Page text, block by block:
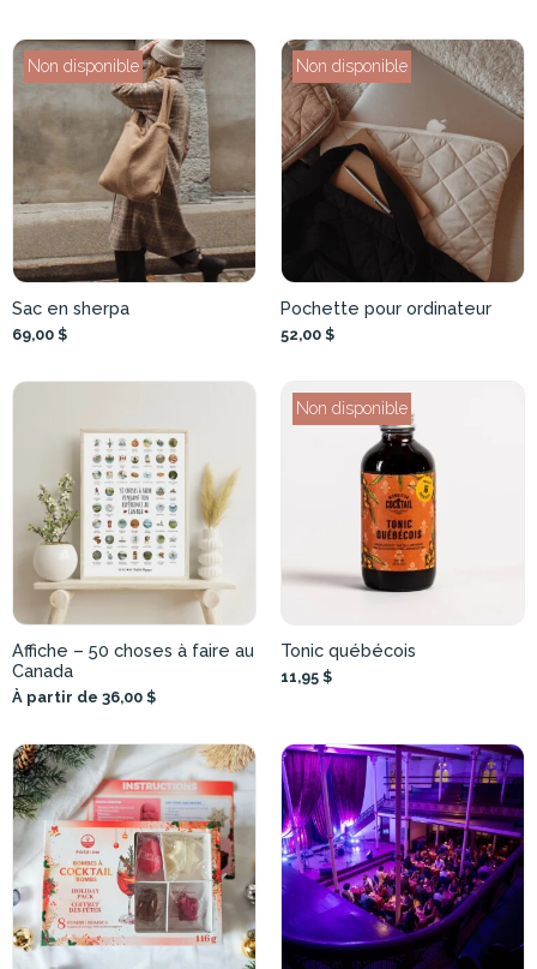
Non disponible
Sac en sherpa
69,00 $
Non disponible
Pochette pour ordinateur
52,00 $
Affiche – 50 choses à faire au
Canada
À partir de 36,00 $
Non disponible
Tonic québécois
11,95 $